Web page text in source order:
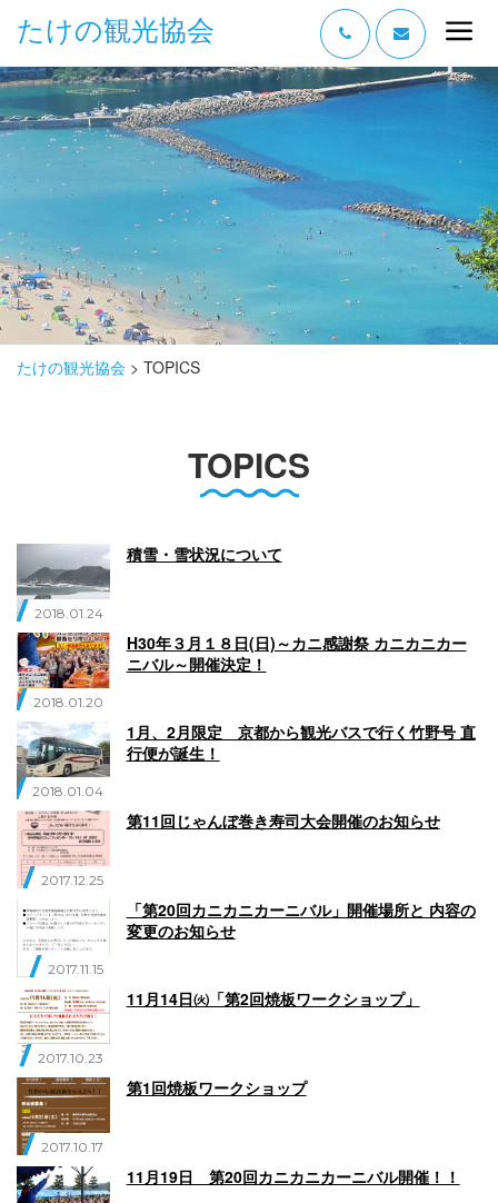
たけの観光協会
“たけの” の魅力
過ごし方
みどころ
泊まる
おみやげ
たけの観光協会 > TOPICS
TOPICS
2018.01.24
積雪・雪状況について
2018.01.20
H30年３月１８日(日)～カニ感謝祭 カニカニカー
ニバル～開催決定！
2018.01.04
1月、2月限定 京都から観光バスで行く竹野号 直
行便が誕生！
2017.12.25
第11回じゃんぼ巻き寿司大会開催のお知らせ
2017.11.15
「第20回カニカニカーニバル」開催場所と 内容の
変更のお知らせ
2017.10.23
11月14日㈫「第2回焼板ワークショップ」
2017.10.17
第1回焼板ワークショップ
11月19日 第20回カニカニカーニバル開催！！